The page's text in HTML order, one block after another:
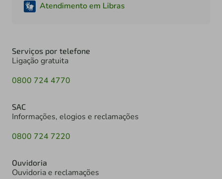
Atendimento em Libras
Serviços por telefone
Ligação gratuita
0800 724 4770
SAC
Informações, elogios e reclamações
0800 724 7220
Ouvidoria
Ouvidoria e reclamações